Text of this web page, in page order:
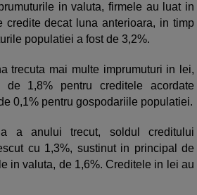
in valuta, firmele au luat in
credite decat luna anterioara, in timp
populatiei a fost de 3,2%.
trecuta mai multe imprumuturi in lei,
1,8% pentru creditele acordate
0,1% pentru gospodariile populatiei.
a anului trecut, soldul creditului
cu 1,3%, sustinut in principal de
in valuta, de 1,6%. Creditele in lei au